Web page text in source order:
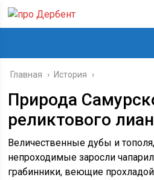
Главная › История ›
Природа
реликтового
Величественные дубы и
непроходимые заросли
грабинники, веющие